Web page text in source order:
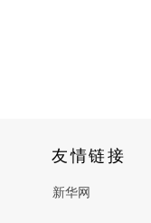
友情链接
新华网